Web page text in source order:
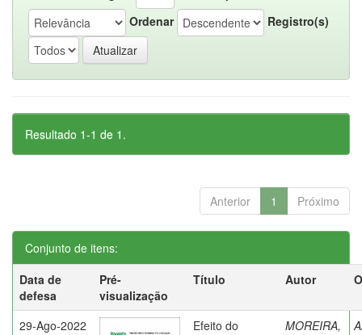
Ordenar
Registro(s)
Resultado 1-1 de 1.
Anterior 1 Próximo
Conjunto de itens:
Data de
defesa
Pré-
visualização
Título Autor
29-Ago-2022
Efeito do
MOREIRA,